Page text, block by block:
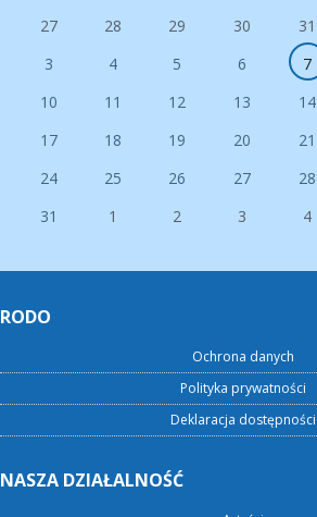
27 28 29 30 31
3
4 5 6 7
10
11 12 13 14
17
18 19 20 21
24
25 26 27 28
31
1 2 3 4
RODO
Ochrona danych
Polityka prywatności
Deklaracja dostępności
NASZA DZIAŁALNOŚĆ